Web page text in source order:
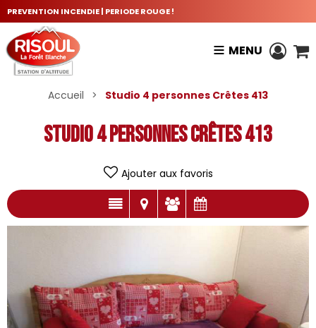
PREVENTION INCENDIE | PERIODE ROUGE !
MENU
Accueil > Studio 4 personnes Crêtes 413
Studio 4 personnes Crêtes 413
Ajouter aux favoris